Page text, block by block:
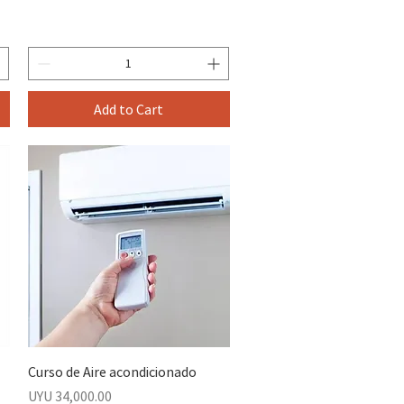
Add to Cart
Curso de Aire acondicionado
Price
UYU 34,000.00